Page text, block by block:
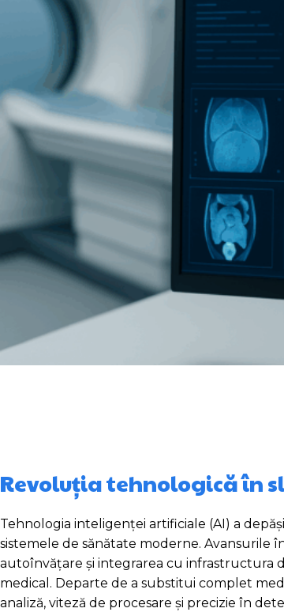
Revoluția tehnologică în
Tehnologia inteligenței artificiale (AI) a
sistemele de sănătate moderne. Avansurile
autoînvățare și integrarea cu infrastructura
medical. Departe de a substitui complet
analiză, viteză de procesare și precizie în